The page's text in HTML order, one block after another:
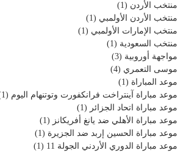
منتخب الأردن (1)
منتخب الأردن الأولمبي (1)
منتخب الإمارات الأولمبي (1)
منتخب السعودية (1)
مواجهة أوروبية (3)
موسى التعمري (4)
موعد المباراة (1)
موعد مباراة آينتراخت فرانكفورت وتوتنهام اليوم (1)
موعد مباراة اتحاد الجزائر (1)
موعد مباراة الأهلي ضد يانغ أفريكانز (1)
موعد مباراة الحسين إربد ضد الجزيرة (1)
موعد مباراة الدوري الأردني الجولة 11
(1)